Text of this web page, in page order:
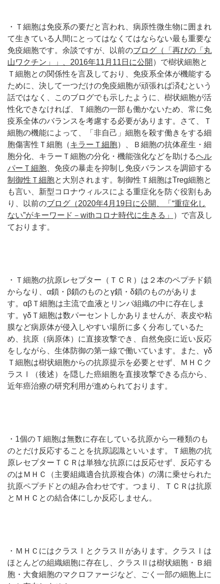
・Ｔ細胞は免疫系の要だと言われ、病原性微生物に囲まれ
て生きている人間にとってはなくてはならない最も重要な
免疫細胞です。余談ですが、以前のブログ（「再びの「丸
山ワクチン」」、2016年11月11日に公開 ）で樹状細胞と
Ｔ細胞との関係性を言及しており、免疫系全体が機能する
ために、決して一つだけの免疫細胞が頑張れば済むという
話ではなく、このブログでも示したように、樹状細胞が活
性化できなければ、Ｔ細胞の一部も働かないため、常に免
疫系全体のバランスを考慮する必要があります。さて、Ｔ
細胞の機能によって、「非自己」細胞を殺す働きをする細
胞傷害性Ｔ細胞（キラーＴ細胞）、Ｂ細胞の抗体産生・細
胞分化、キラーＴ細胞の分化・機能強化などを助けるヘル
パーＴ細胞 、免疫の暴走を抑制し免疫バランスを調節する
制御性Ｔ細胞と大別されます。制御性Ｔ細胞はTreg細胞と
も言い、新型コロナウィルスによる重症化を防ぐ役割もあ
り、以前のブログ（2020年4月19日に公開、「“重症化し
ない”がキーワード－withコロナ時代に生きる」
）で言及し
ております。
・Ｔ細胞の抗原レセプター（ＴＣＲ）は２本のペプチド鎖
からなり、α鎖・β鎖のものとγ鎖・δ鎖のものがありま
す。αβＴ細胞は主流で血液とリンパ組織の中に存在しま
す。γδＴ細胞は数パーセントしかありませんが、表皮や粘
膜など病原体が侵入しやすい場所に多く分布しているた
め、抗原（病原体）に直接攻撃でき、自然免疫に近い反応
をしながら、生体防御の第一線で働いています。また、γδ
Ｔ細胞は樹状細胞からの抗原提示を必要とせず、ＭＨＣク
ラスⅠ（後述）を隠した癌細胞を直接攻撃できる点から、
近年癌治療の研究利用が進められております。
・1個のＴ細胞は無数に存在している抗原から一種類のも
のとだけ反応することを抗原認識といいます。Ｔ細胞の抗
原レセプターＴＣＲは単独な抗原には反応せず、反応する
のはＭＨＣ（主要組織適合抗原複合体）の溝に乗せられた
抗原ペプチドとの組み合わせです。つまり、ＴＣＲは抗原
とＭＨＣとの結合体にしか反応しません。
・ＭＨＣにはクラスⅠとクラスⅡがあります。クラスⅠは
ほとんどの組織細胞に存在し、クラスⅡは樹状細胞・Ｂ細
胞・大食細胞のマクロファージなど、ごく一部の細胞上に